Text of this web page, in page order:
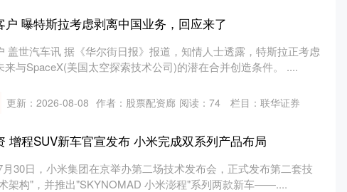
户 曝特斯拉考虑剥离中国业务，回应来了
盖世汽车讯 据《华尔街日报》报道，知情人士透露，特斯拉正考虑
与SpaceX(美国太空探索技术公司)的潜在合并创造条件。 ....
更新：2026-08-08 作者：股票配资廊 阅读： 74 栏目： 联华证券
增程SUV新车官宣发布 小米完成双系列产品布局
30日，小米集团在京举办第二场技术发布会，正式发布第二套技
架构"，并推出"SKYNOMAD 小米澎程"系列两款新车——....